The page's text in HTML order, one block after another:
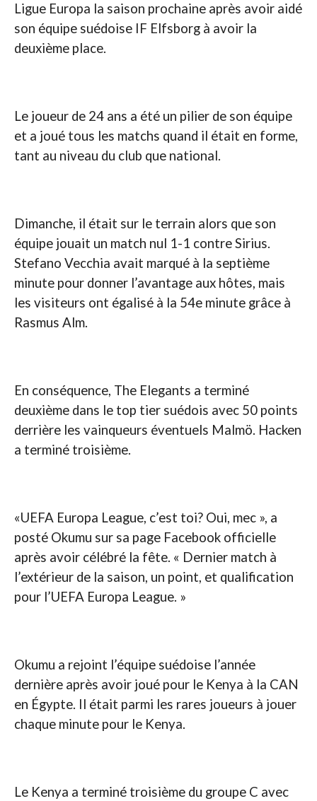
Ligue Europa la saison prochaine après avoir aidé
son équipe suédoise IF Elfsborg à avoir la
deuxième place.
Le joueur de 24 ans a été un pilier de son équipe
et a joué tous les matchs quand il était en forme,
tant au niveau du club que national.
Dimanche, il était sur le terrain alors que son
équipe jouait un match nul 1-1 contre Sirius.
Stefano Vecchia avait marqué à la septième
minute pour donner l’avantage aux hôtes, mais
les visiteurs ont égalisé à la 54e minute grâce à
Rasmus Alm.
En conséquence, The Elegants a terminé
deuxième dans le top tier suédois avec 50 points
derrière les vainqueurs éventuels Malmö. Hacken
a terminé troisième.
«UEFA Europa League, c’est toi? Oui, mec », a
posté Okumu sur sa page Facebook officielle
après avoir célébré la fête. « Dernier match à
l’extérieur de la saison, un point, et qualification
pour l’UEFA Europa League. »
Okumu a rejoint l’équipe suédoise l’année
dernière après avoir joué pour le Kenya à la CAN
en Égypte. Il était parmi les rares joueurs à jouer
chaque minute pour le Kenya.
Le Kenya a terminé troisième du groupe C avec